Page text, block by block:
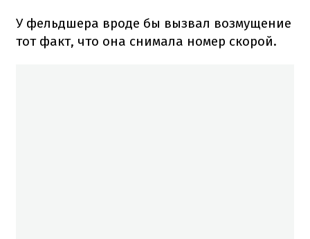
У фельдшера вроде бы вызвал возмущение
тот факт, что она снимала номер скорой.